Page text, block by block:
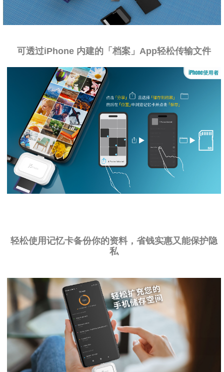
可透过iPhone 内建的「档案」App轻松传输文件
轻松使用记忆卡备份你的资料，省钱实惠又能保护隐
私